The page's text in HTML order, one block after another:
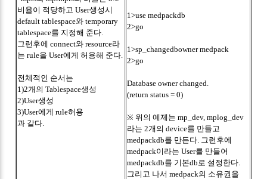
비율이 적당하고 User생성시
default tablespace와 temporary
tablespace를 지정해 준다.
그런후에 connect와 resource라
는 rule을 User에게 허용해 준다.
전체적인 순서는
1)2개의 Tablespace생성
2)User생성
3)User에게 rule허용
과 같다.
1>use medpackdb
2>go
1>sp_changedbowner medpack
2>go
Database owner changed.
(return status = 0)
※ 위의 예제는 mp_dev, mplog_dev
라는 2개의 device를 만들고
medpackdb를 만든다. 그런후에
medpack이라는 User를 만들어
medpackdb를 기본db로 설정한다.
그리고 나서 medpack의 소유권을